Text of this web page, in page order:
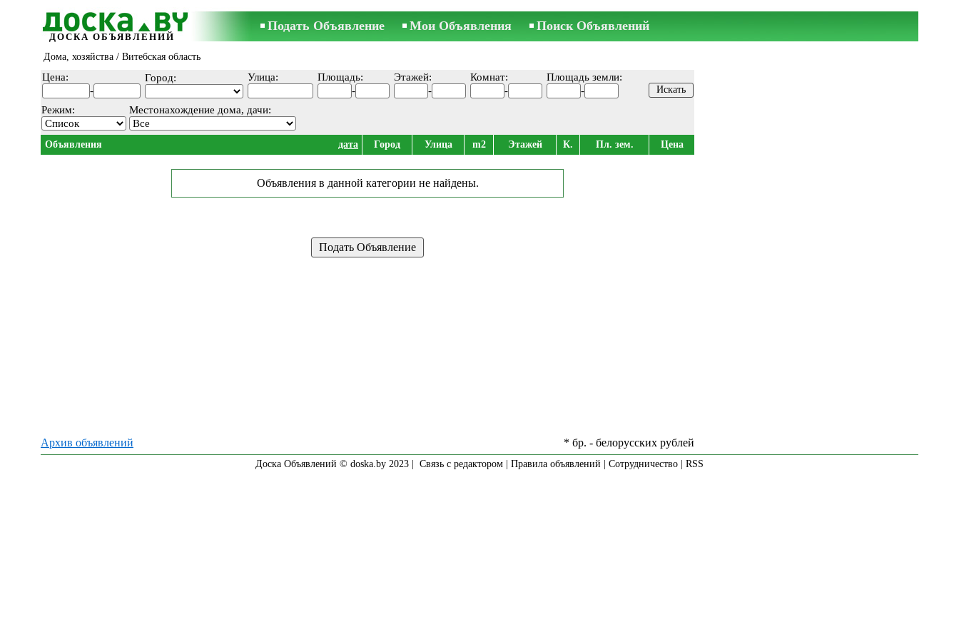
ДОСКА ОБЪЯВЛЕНИЙ
Подать Объявление Мои Объявления Поиск Объявлений
Дома, хозяйства / Витебская область
Цена:
-
Город: Улица:
Площадь:
-
Этажей:
-
Комнат:
-
Площадь земли:
-
Режим:
Местонахождение дома, дачи:
Объявления дата Город Улица m2 Этажей К. Пл. зем. Цена
Объявления в данной категории не найдены.
Архив объявлений * бр. - белорусских рублей
Доска Объявлений © doska.by 2023 | Связь с редактором Правила объявлений Сотрудничество RSS